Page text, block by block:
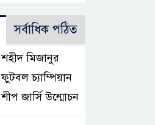
সর্বাধিক পঠিত
শহীদ মিজানুর
ফুটবল চ্যাম্পিয়ান
শীপ জার্সি উন্মোচন